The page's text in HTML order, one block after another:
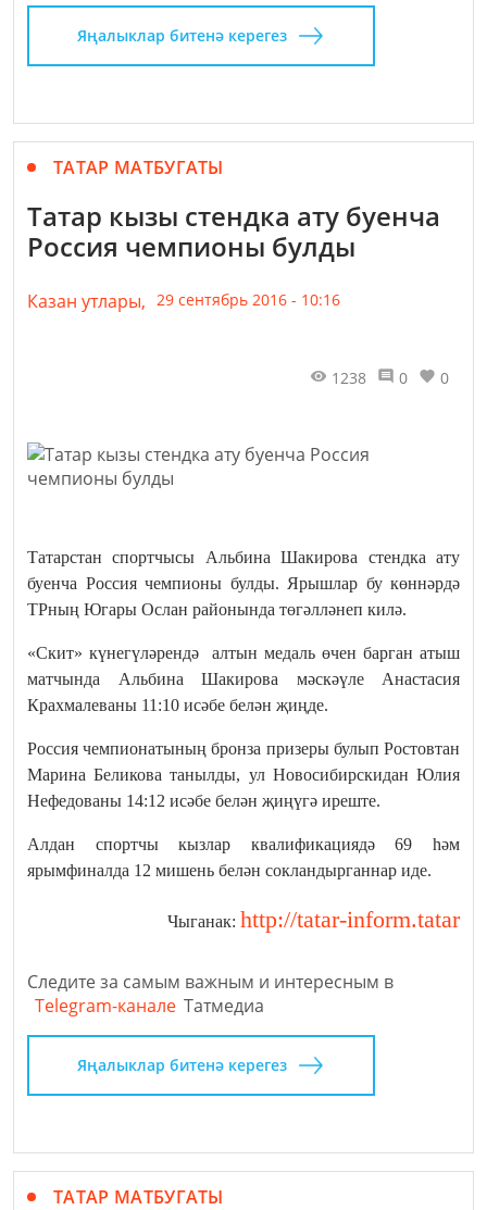
Яңалыклар битенә керегез
ТАТАР МАТБУГАТЫ
Татар кызы стендка ату буенча
Россия чемпионы булды
Казан утлары, 29 сентябрь 2016 - 10:16
1238 0 0
Татарстан спортчысы Альбина Шакирова стендка ату
буенча Россия чемпионы булды. Ярышлар бу көннәрдә
ТРның Югары Ослан районында төгәлләнеп килә.
«Скит» күнегүләрендә алтын медаль өчен барган атыш
матчында Альбина Шакирова мәскәүле Анастасия
Крахмалеваны 11:10 исәбе белән җиңде.
Россия чемпионатының бронза призеры булып Ростовтан
Марина Беликова танылды, ул Новосибирскидан Юлия
Нефедованы 14:12 исәбе белән җиңүгә иреште.
Алдан спортчы кызлар квалификациядә 69 һәм
ярымфиналда 12 мишень белән сокландырганнар иде.
Чыганак: http://tatar-inform.tatar
Следите за самым важным и интересным в
Telegram-канале Татмедиа
Яңалыклар битенә керегез
ТАТАР МАТБУГАТЫ